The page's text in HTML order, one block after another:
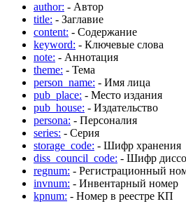
author: - Автор
title: - Заглавие
content: - Содержание
keyword: - Ключевые слова
note: - Аннотация
theme: - Тема
person_name: - Имя лица
pub_place: - Место издания
pub_house: - Издательство
persona: - Персоналия
series: - Серия
storage_code: - Шифр хранения
diss_council_code: - Шифр
regnum: - Регистрационный
invnum: - Инвентарный номер
kpnum: - Номер в реестре КП